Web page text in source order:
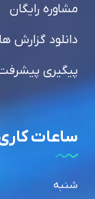
مشاوره رایگان
دانلود گزارش ها
پیگیری پیشرفت
ساعات کاری
شنبه